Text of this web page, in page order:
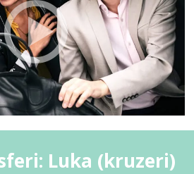
Luka (kruzeri)